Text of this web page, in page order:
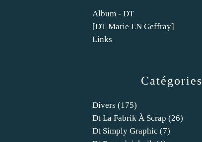
Catégories
Divers (175)
Dt La Fabrik À Scrap (26)
Dt Simply Graphic (7)
Album - DT
[DT Marie LN Geffray]
Links